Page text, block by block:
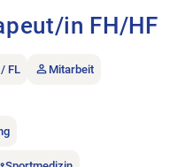
in FH/HF
FL Mitarbeit